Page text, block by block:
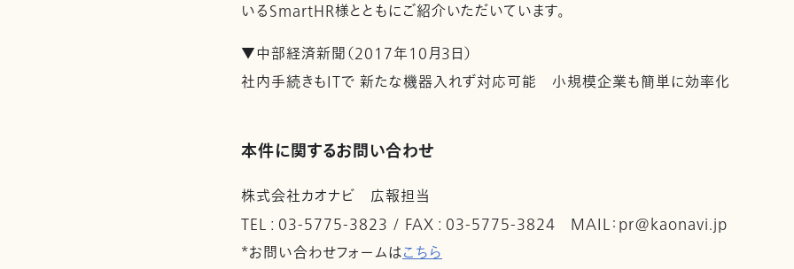
いるSmartHR様とともにご紹介いただいています。
▼中部経済新聞（2017年10月3日）
社内手続きもITで 新たな機器入れず対応可能 小規模企業も簡単に効率化
本件に関するお問い合わせ
株式会社カオナビ 広報担当
TEL : 03-5775-3823 / FAX : 03-5775-3824 MAIL：pr@kaonavi.jp
*お問い合わせフォームはこちら